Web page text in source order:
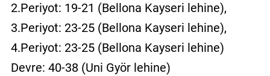
2.Periyot: 19-21 (Bellona Kayseri lehine),
3.Periyot: 23-25 (Bellona Kayseri lehine),
4.Periyot: 23-25 (Bellona Kayseri lehine)
Devre: 40-38 (Uni Györ lehine)